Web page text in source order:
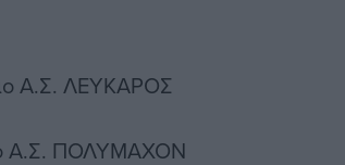
Α.Σ. ΛΕΥΚΑΡΟΣ
Α.Σ. ΠΟΛΥΜΑΧΟΝ